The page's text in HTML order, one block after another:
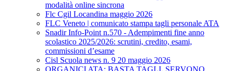
modalità online sincrona
Flc Cgil Locandina maggio 2026
FLC Veneto | comunicato stampa tagli personale ATA
Snadir Info-Point n.570 - Adempimenti fine anno
scolastico 2025/2026: scrutini, credito, esami,
commissioni d’esame
Cisl Scuola news n. 9 20 maggio 2026